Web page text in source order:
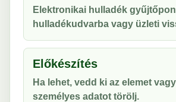
Elektronikai hulladék
hulladékudvarba vagy üzleti
Előkészítés
Ha lehet, vedd ki az elemet
személyes adatot törölj.